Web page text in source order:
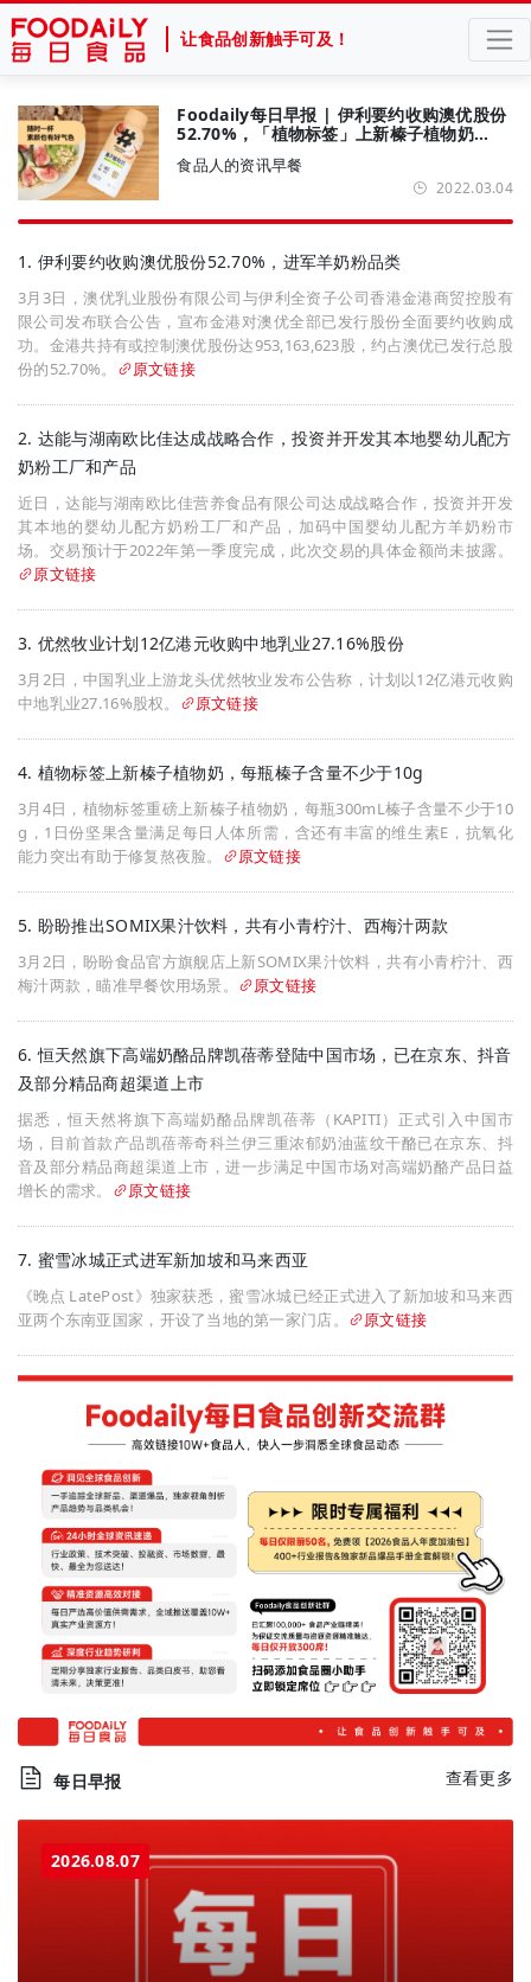
让食品创新触手可及！
Foodaily每日早报 | 伊利要约收购澳优股份
52.70%，「植物标签」上新榛子植物奶…
食品人的资讯早餐
2022.03.04
1. 伊利要约收购澳优股份52.70%，进军羊奶粉品类
3月3日，澳优乳业股份有限公司与伊利全资子公司香港金港商贸控股有
限公司发布联合公告，宣布金港对澳优全部已发行股份全面要约收购成
功。金港共持有或控制澳优股份达953,163,623股，约占澳优已发行总股
份的52.70%。
原文链接
2. 达能与湖南欧比佳达成战略合作，投资并开发其本地婴幼儿配方
奶粉工厂和产品
近日，达能与湖南欧比佳营养食品有限公司达成战略合作，投资并开发
其本地的婴幼儿配方奶粉工厂和产品，加码中国婴幼儿配方羊奶粉市
场。交易预计于2022年第一季度完成，此次交易的具体金额尚未披露。
原文链接
3. 优然牧业计划12亿港元收购中地乳业27.16%股份
3月2日，中国乳业上游龙头优然牧业发布公告称，计划以12亿港元收购
中地乳业27.16%股权。
原文链接
4. 植物标签上新榛子植物奶，每瓶榛子含量不少于10g
3月4日，植物标签重磅上新榛子植物奶，每瓶300mL榛子含量不少于10
g，1日份坚果含量满足每日人体所需，含还有丰富的维生素E，抗氧化
能力突出有助于修复熬夜脸。
原文链接
5. 盼盼推出SOMIX果汁饮料，共有小青柠汁、西梅汁两款
3月2日，盼盼食品官方旗舰店上新SOMIX果汁饮料，共有小青柠汁、西
梅汁两款，瞄准早餐饮用场景。
原文链接
6. 恒天然旗下高端奶酪品牌凯蓓蒂登陆中国市场，已在京东、抖音
及部分精品商超渠道上市
据悉，恒天然将旗下高端奶酪品牌凯蓓蒂（KAPITI）正式引入中国市
场，目前首款产品凯蓓蒂奇科兰伊三重浓郁奶油蓝纹干酪已在京东、抖
音及部分精品商超渠道上市，进一步满足中国市场对高端奶酪产品日益
增长的需求。
原文链接
7. 蜜雪冰城正式进军新加坡和马来西亚
《晚点 LatePost》独家获悉，蜜雪冰城已经正式进入了新加坡和马来西
亚两个东南亚国家，开设了当地的第一家门店。
原文链接
每日早报 查看更多
2026.08.07